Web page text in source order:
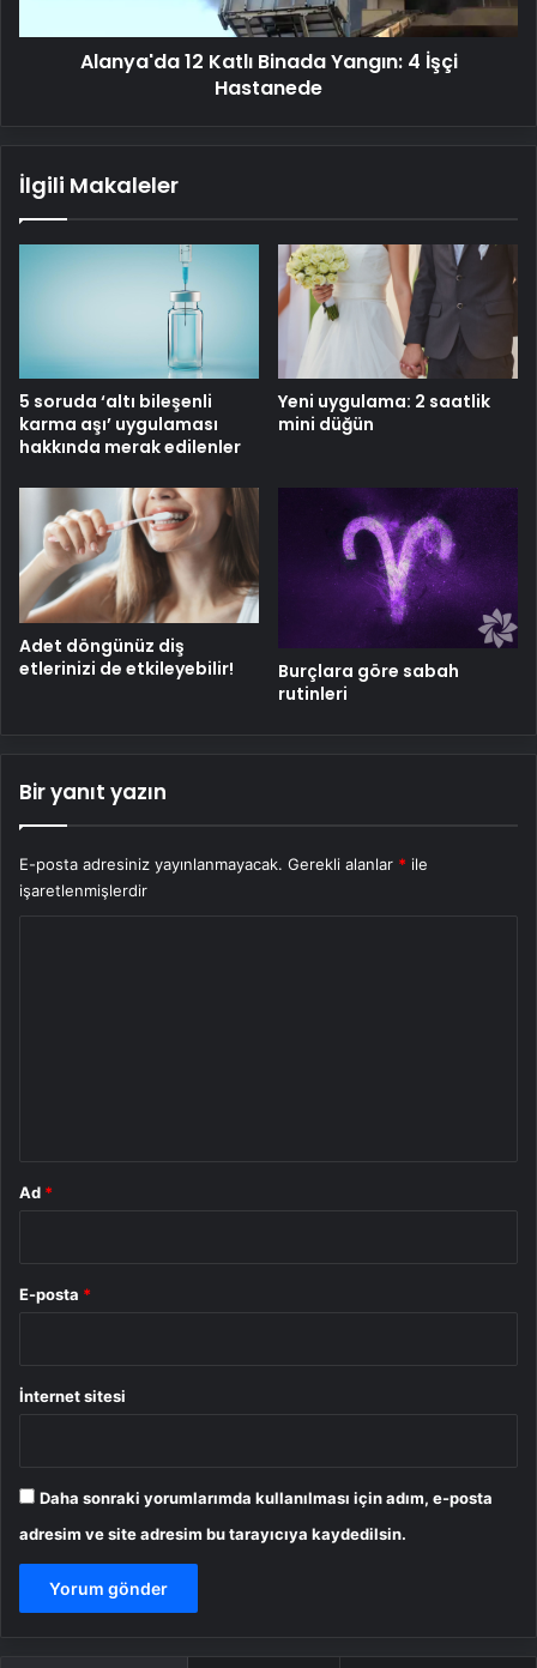
Alanya'da 12 Katlı Binada Yangın: 4 İşçi
Hastanede
İlgili Makaleler
5 soruda ‘altı bileşenli
karma aşı’ uygulaması
hakkında merak edilenler
Yeni uygulama: 2 saatlik
mini düğün
Adet döngünüz diş
etlerinizi de etkileyebilir!
Burçlara göre sabah
rutinleri
Bir yanıt yazın
E-posta adresiniz yayınlanmayacak. Gerekli alanlar * ile
işaretlenmişlerdir
Ad *
E-posta *
İnternet sitesi
Daha sonraki yorumlarımda kullanılması için adım, e-posta
adresim ve site adresim bu tarayıcıya kaydedilsin.